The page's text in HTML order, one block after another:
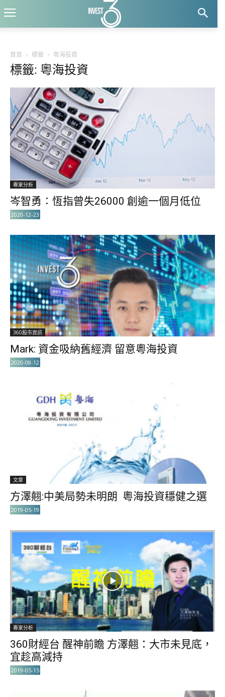
首頁 標籤 粵海投資
標籤: 粵海投資
專家分析
岑智勇∶恆指曾失26000 創逾一個月低位
2020-12-23
360股市資訊
Mark: 資金吸納舊經濟 留意粵海投資
2020-08-12
文章
方澤翹:中美局勢未明朗 粵海投資穩健之選
2019-05-19
專家分析
360財經台 醒神前瞻 方澤翹：大市未見底，
宜趁高減持
2019-05-15